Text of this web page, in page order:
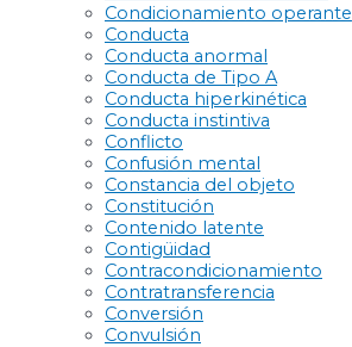
Condicionamiento operante
Conducta
Conducta anormal
Conducta de Tipo A
Conducta hiperkinética
Conducta instintiva
Conflicto
Confusión mental
Constancia del objeto
Constitución
Contenido latente
Contigüidad
Contracondicionamiento
Contratransferencia
Conversión
Convulsión